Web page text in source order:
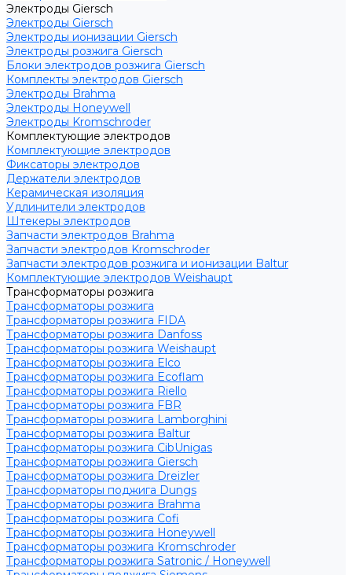
Электроды Giersch
Электроды Giersch
Электроды ионизации Giersch
Электроды розжига Giersch
Блоки электродов розжига Giersch
Комплекты электродов Giersch
Электроды Brahma
Электроды Honeywell
Электроды Kromschroder
Комплектующие электродов
Комплектующие электродов
Фиксаторы электродов
Держатели электродов
Керамическая изоляция
Удлинители электродов
Штекеры электродов
Запчасти электродов Brahma
Запчасти электродов Kromschroder
Запчасти электродов розжига и ионизации Baltur
Комплектующие электродов Weishaupt
Трансформаторы розжига
Трансформаторы розжига
Трансформаторы розжига FIDA
Трансформаторы розжига Danfoss
Трансформаторы розжига Weishaupt
Трансформаторы розжига Elco
Трансформаторы розжига Ecoflam
Трансформаторы розжига Riello
Трансформаторы розжига FBR
Трансформаторы розжига Lamborghini
Трансформаторы розжига Baltur
Трансформаторы розжига CibUnigas
Трансформаторы розжига Giersch
Трансформаторы розжига Dreizler
Трансформаторы поджига Dungs
Трансформаторы розжига Brahma
Трансформаторы розжига Cofi
Трансформаторы розжига Honeywell
Трансформаторы розжига Kromschroder
Трансформаторы розжига Satronic / Honeywell